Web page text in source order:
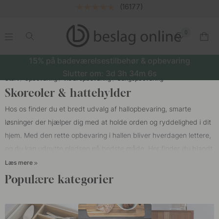
(16177)
.
0
.
15% på badeværelsestilbehør & opbevaring
Slutter om: 3d 3h 34m 5s
Start Opbevaring Vis al opbevaring Gangopbevaring
Skoreoler & hattehylder
Hos os finder du et bredt udvalg af hallopbevaring, smarte
løsninger der hjælper dig med at holde orden og ryddelighed i dit
hjem. Med den rette opbevaring i hallen bliver hverdagen lettere,
andet skohylder, hattehylder og væghængte hylder, der gør din
hal både praktisk og stilren. Er du på udkig efter at organisere
indeni din garderobe med
Læs mere
Populære kategorier